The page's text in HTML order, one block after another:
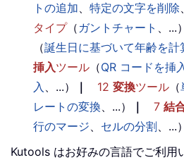
トの追加、 特定の文字を削除
タイプ（ ガントチャート 、...）
（誕生日に基づいて年齢を計
挿入ツール （QR コードを挿
入 、...） ｜ 12 変換ツール （
レートの変換、...） ｜ 7 結
行のマージ、 セルの分割、...）
Kutools はお好みの言語でご利用